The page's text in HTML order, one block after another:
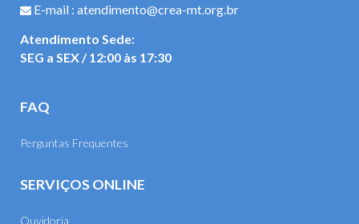
E-mail : atendimento@crea-mt.org.br
Atendimento Sede:
SEG a SEX / 12:00 às 17:30
FAQ
Perguntas Frequentes
SERVIÇOS ONLINE
Ouvidoria